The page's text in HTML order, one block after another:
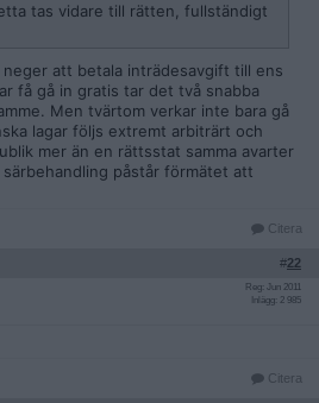
tas vidare till rätten, fullständigt
neger att betala inträdesavgift till ens
få gå in gratis tar det två snabba
Men tvärtom verkar inte bara gå
lagar följs extremt arbiträrt och
mer än en rättsstat samma avarter
påstår förmätet att
Citera
#22
Reg: Jun 2011
Inlägg: 2 985
Citera